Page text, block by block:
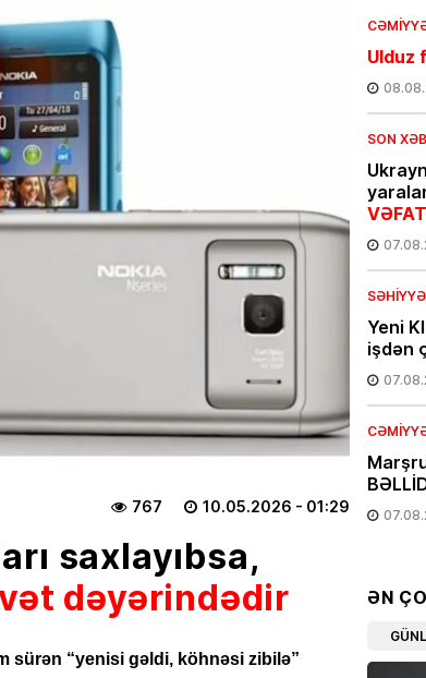
10.05.2026 - 01:29
767
saxlayıbsa,
dəyərindədir
sürən “yenisi gəldi, köhnəsi zibilə”
Ulduz
SON
SƏHIYYƏ
Yeni
işdən
ƏN